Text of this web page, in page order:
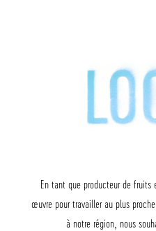
En tant que producteur de
œuvre pour travailler au plus
à notre région, nous